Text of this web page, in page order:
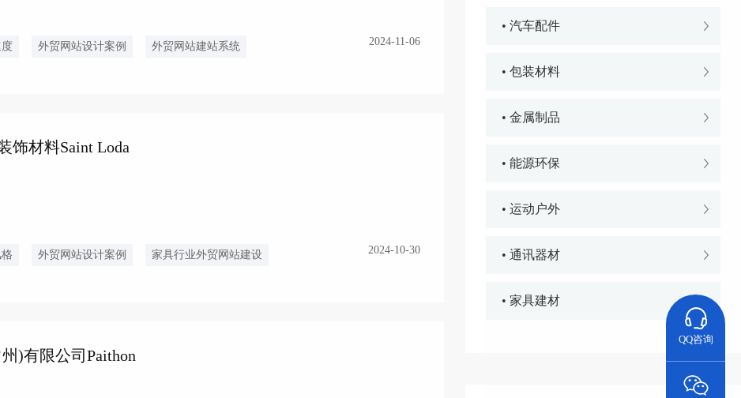
QQ咨询
外贸网站设计案例 外贸网站建站系统 2024-11-06
饰材料Saint Loda
外贸网站设计案例 家具行业外贸网站建设 2024-10-30
)有限公司Paithon
• 汽车配件
• 包装材料
• 金属制品
• 能源环保
• 运动户外
• 通讯器材
• 家具建材